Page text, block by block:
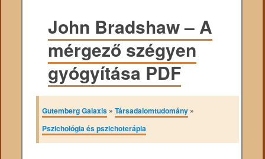
John Bradshaw – A
mérgező szégyen
gyógyítása PDF
Gutemberg Galaxis »Társadalomtudomány »
Pszichológia és pszichoterápia